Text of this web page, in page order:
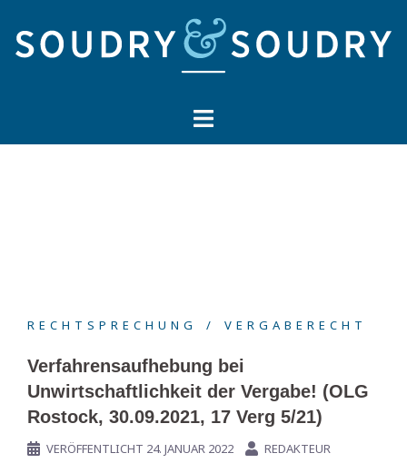
zum
Inhalt
RECHTSPRECHUNG VERGABERECHT
Verfahrensaufhebung bei
Unwirtschaftlichkeit der Vergabe! (OLG
Rostock, 30.09.2021, 17 Verg 5/21)
VERÖFFENTLICHT 24. JANUAR 2022 REDAKTEUR